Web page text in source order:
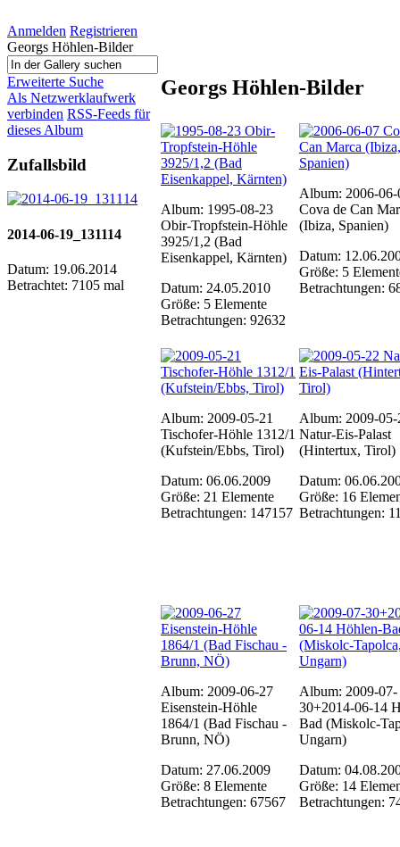
Anmelden Registrieren
Georgs Höhlen-Bilder
Erweiterte Suche
Als Netzwerklaufwerk
verbinden RSS-Feeds für
dieses Album
Zufallsbild
2014-06-19_131114
Datum: 19.06.2014
Betrachtet: 7105 mal
Georgs Höhlen-Bilder
Album: 1995-08-23
Obir-Tropfstein-Höhle
3925/1,2 (Bad
Eisenkappel, Kärnten)
Datum: 24.05.2010
Größe: 5 Elemente
Betrachtungen: 92632
Album: 2006-06-
Cova de Can
(Ibiza, Spanien)
Datum:
Größe: 5
Betrachtungen:
Album: 2009-05-21
Tischofer-Höhle 1312/1
(Kufstein/Ebbs, Tirol)
Datum: 06.06.2009
Größe: 21 Elemente
Betrachtungen: 147157
Album: 2009-05-
Natur-Eis-Palast
(Hintertux, Tirol)
Datum:
Größe: 16
Betrachtungen:
Album: 2009-06-27
Eisenstein-Höhle
1864/1 (Bad Fischau -
Brunn, NÖ)
Datum: 27.06.2009
Größe: 8 Elemente
Betrachtungen: 67567
Album: 2009-07-
30+2014-06-14
Bad (Miskolc-
Ungarn)
Datum:
Größe: 14
Betrachtungen: